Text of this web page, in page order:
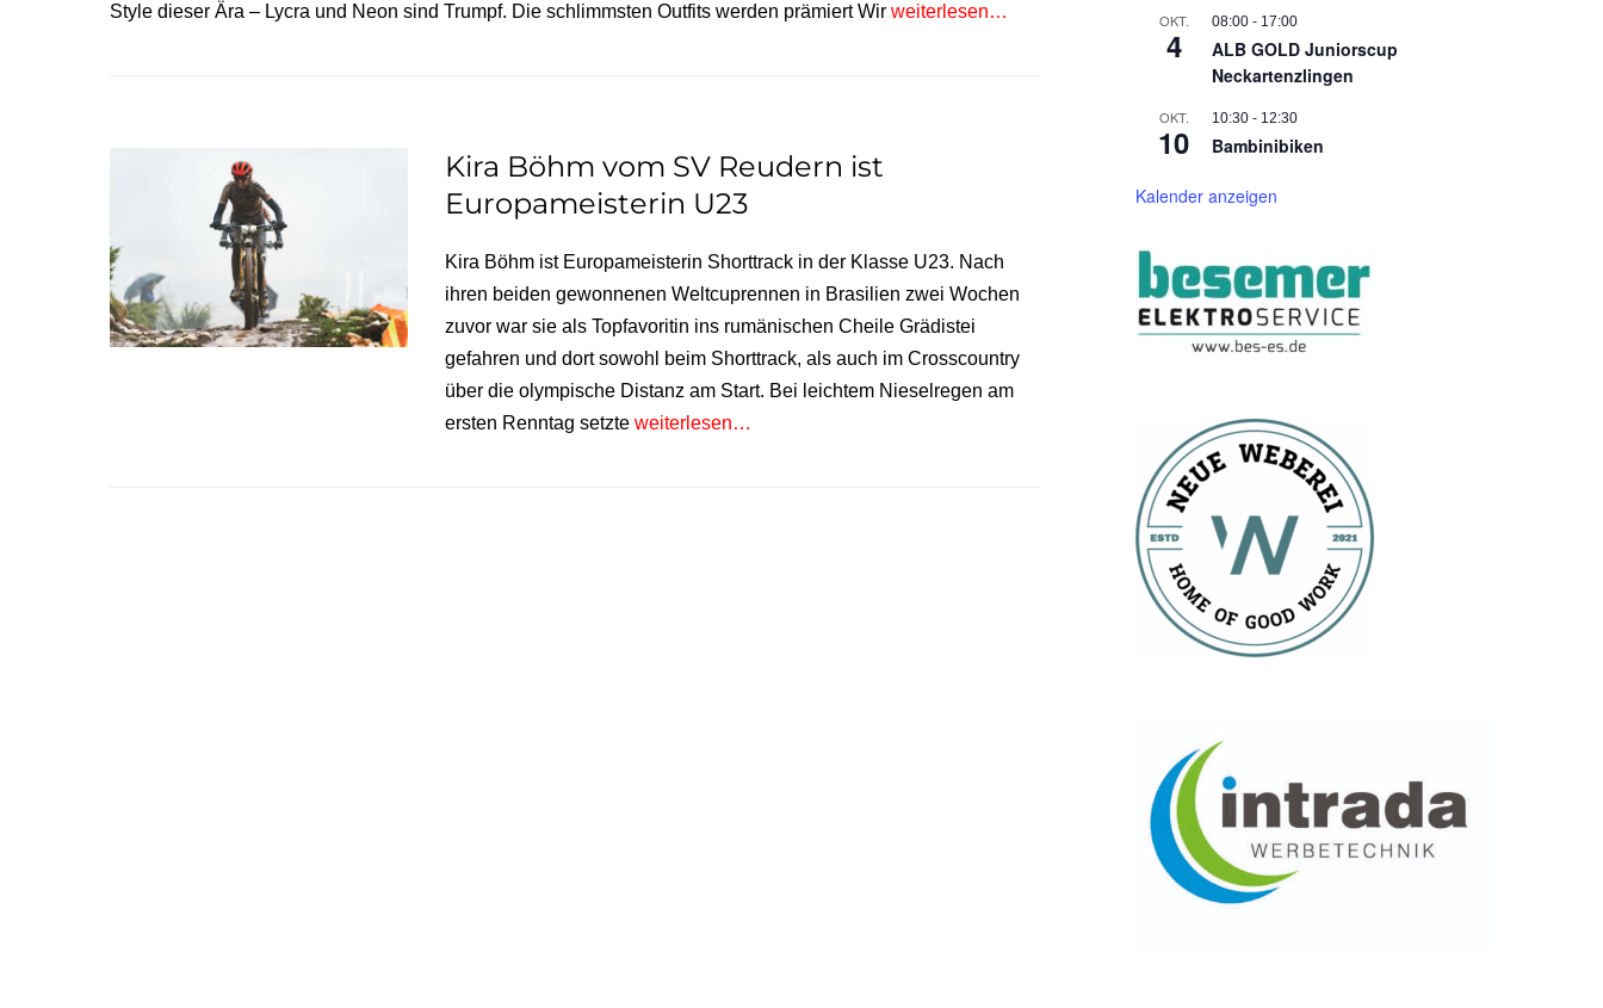
Style dieser Ära – Lycra und Neon sind Trumpf. Die schlimmsten Outfits werden prämiert Wir weiterlesen…
Kira Böhm vom SV Reudern ist
Europameisterin U23
Kira Böhm ist Europameisterin Shorttrack in der Klasse U23. Nach
ihren beiden gewonnenen Weltcuprennen in Brasilien zwei Wochen
zuvor war sie als Topfavoritin ins rumänischen Cheile Grädistei
gefahren und dort sowohl beim Shorttrack, als auch im Crosscountry
über die olympische Distanz am Start. Bei leichtem Nieselregen am
ersten Renntag setzte weiterlesen…
OKT.
4
08:00 - 17:00
ALB GOLD Juniorscup
Neckartenzlingen
OKT.
10
10:30 - 12:30
Bambinibiken
Kalender anzeigen